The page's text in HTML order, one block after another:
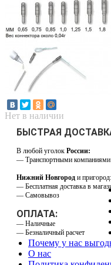
Нет в наличии
БЫСТРАЯ
В любой уголок России:
— Транспортными компаниями
Нижний Новгород и пригород:
— Бесплатная доставка в
— Самовывоз
ОПЛАТА:
— Наличные
— Безналичный расчет
Почему у нас
О нас